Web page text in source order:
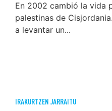
En 2002 cambió la vida
palestinas de
a levantar un...
IRAKURTZEN JARRAITU